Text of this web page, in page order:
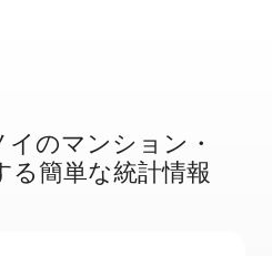
のマ⁠ン⁠シ⁠ョ⁠ン・
る簡⁠単⁠な統⁠計⁠情⁠報